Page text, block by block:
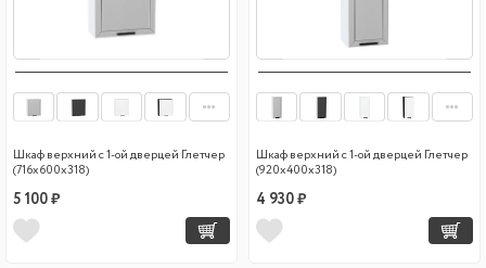
Шкаф верхний с 1-ой дверцей Глетчер
(716х600х318)
5 100 ₽
Шкаф верхний с 1-ой дверцей Глетчер
(920х400х318)
4 930 ₽